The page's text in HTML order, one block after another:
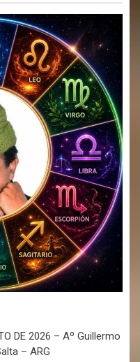
DE 2026 – Aº Guillermo
– ARG